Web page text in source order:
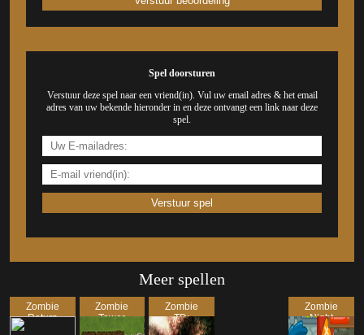
Spel doorsturen
Verstuur deze spel naar een vriend(in). Vul uw email adres & het email
adres van uw bekende hieronder in en deze ontvangt een link naar deze
spel.
Meer spellen
Zombie
Return
Zombie
Tower
Defense:
Zombie
TD:
Reborn
Zombie
Night